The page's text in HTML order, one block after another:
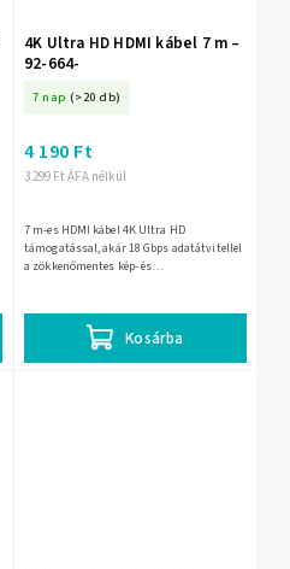
4K Ultra HD HDMI kábel 7 m –
92-664-
7 nap (>20 db)
3 299 Ft ÁFA nélkül
4 190 Ft
Kosárba
7 m-es HDMI kábel 4K Ultra HD
támogatással, akár 18 Gbps adatátvitellel
a zökkenőmentes kép- és